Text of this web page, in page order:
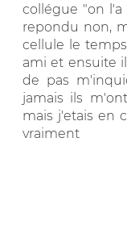
collégue "on
repondu non,
cellule le
ami et ensuite
de pas
jamais ils
mais j'etais en
vraiment